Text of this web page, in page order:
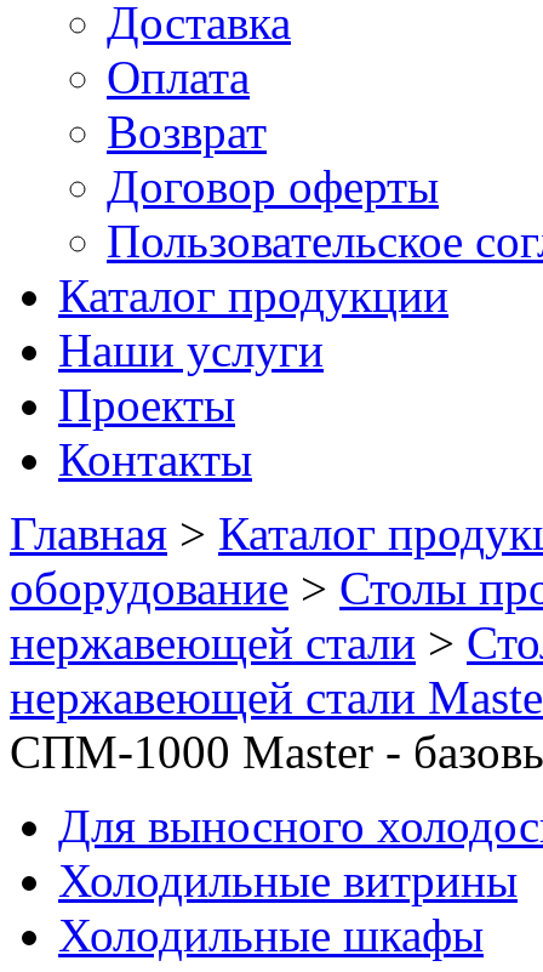
Доставка
Оплата
Возврат
Договор оферты
Пользовательское
Каталог продукции
Наши услуги
Проекты
Контакты
Главная > Каталог
оборудование > Столы
нержавеющей стали >
нержавеющей стали
СПМ-1000 Master -
Для выносного
Холодильные витрины
Холодильные шкафы